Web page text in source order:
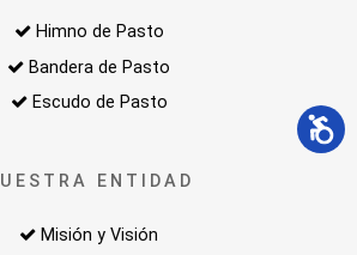
Himno de Pasto
Bandera de Pasto
Escudo de Pasto
ENTIDAD
Misión y Visión